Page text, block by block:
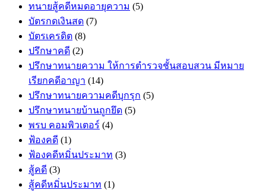
ทนายสู้คดีหมดอายุความ (5)
บัตรกดเงินสด (7)
บัตรเครดิต (8)
ปรึกษาคดี (2)
ปรึกษาทนายความ ให้การตำรวจชั้นสอบสวน มีหมาย
เรียกคดีอาญา (14)
ปรึกษาทนายความคดีบุกรุก (5)
ปรึกษาทนายบ้านถูกยึด (5)
พรบ คอมพิวเตอร์ (4)
ฟ้องคดี (1)
ฟ้องคดีหมิ่นประมาท (3)
สู้คดี (3)
สู้คดีหมิ่นประมาท (1)